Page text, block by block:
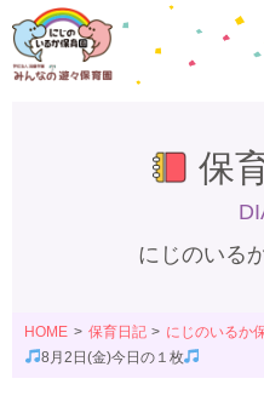
保
にじのいる
HOME 保育日記
にじのいるか
8月2日(金)今日の１枚